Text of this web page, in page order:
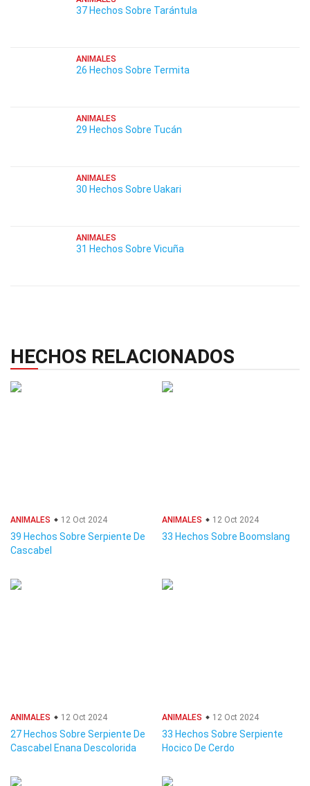
37 Hechos Sobre Tarántula
ANIMALES
26 Hechos Sobre Termita
ANIMALES
29 Hechos Sobre Tucán
ANIMALES
30 Hechos Sobre Uakari
ANIMALES
31 Hechos Sobre Vicuña
HECHOS RELACIONADOS
ANIMALES 12 Oct 2024
39 Hechos Sobre Serpiente De
Cascabel
ANIMALES 12 Oct 2024
33 Hechos Sobre Boomslang
ANIMALES 12 Oct 2024
27 Hechos Sobre Serpiente De
Cascabel Enana Descolorida
ANIMALES 12 Oct 2024
33 Hechos Sobre Serpiente
Hocico De Cerdo